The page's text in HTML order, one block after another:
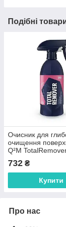
Подібні
Очисник для
очищення
Q²M
732 ₴
Купити
Про нас